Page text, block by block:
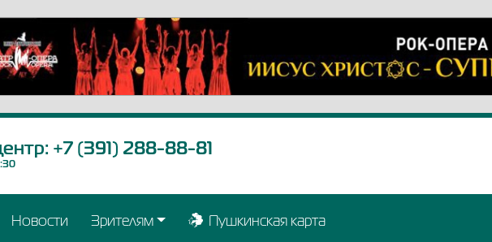
+7 (391) 288-88-81
Новости Зрителям Пушкинская карта